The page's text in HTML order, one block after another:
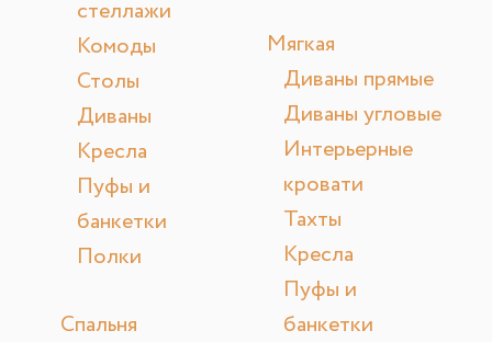
стеллажи
Комоды
Столы
Диваны
Кресла
Пуфы и
банкетки
Полки
Спальня
Мягкая
Диваны прямые
Диваны угловые
Интерьерные
кровати
Тахты
Кресла
Пуфы и
банкетки